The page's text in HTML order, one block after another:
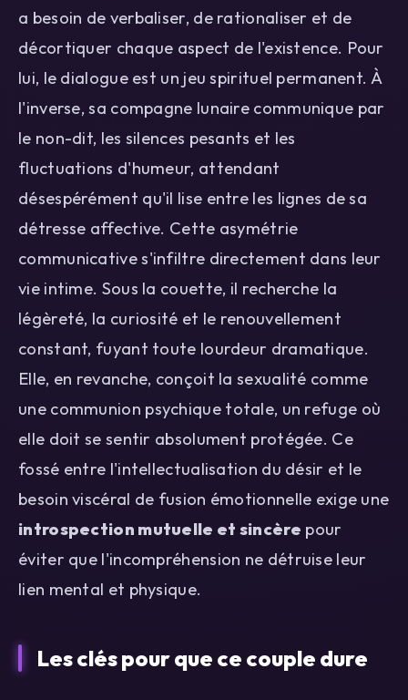
a besoin de verbaliser, de rationaliser et de
décortiquer chaque aspect de l'existence. Pour
lui, le dialogue est un jeu spirituel permanent. À
l'inverse, sa compagne lunaire communique par
le non-dit, les silences pesants et les
fluctuations d'humeur, attendant
désespérément qu'il lise entre les lignes de sa
détresse affective. Cette asymétrie
communicative s'infiltre directement dans leur
vie intime. Sous la couette, il recherche la
légèreté, la curiosité et le renouvellement
constant, fuyant toute lourdeur dramatique.
Elle, en revanche, conçoit la sexualité comme
une communion psychique totale, un refuge où
elle doit se sentir absolument protégée. Ce
fossé entre l'intellectualisation du désir et le
besoin viscéral de fusion émotionnelle exige une
introspection mutuelle et sincère pour
éviter que l'incompréhension ne détruise leur
lien mental et physique.
Les clés pour que ce couple dure